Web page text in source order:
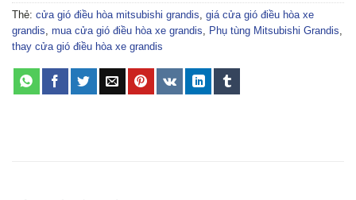
Thẻ: cửa gió điều hòa mitsubishi grandis giá cửa gió điều hòa xe
grandis mua cửa gió điều hòa xe grandis Phụ tùng Mitsubishi Grandis
thay cửa gió điều hòa xe grandis